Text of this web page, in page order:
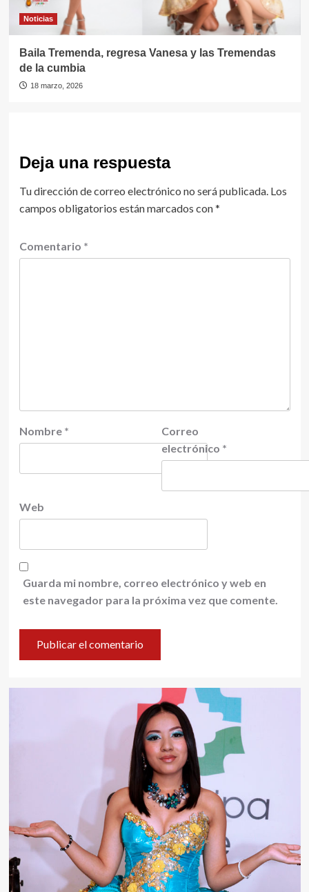
Noticias
Baila Tremenda, regresa Vanesa y las Tremendas
de la cumbia
18 marzo, 2026
Deja una respuesta
Tu dirección de correo electrónico no será publicada. Los
campos obligatorios están marcados con*
Comentario *
Nombre *
Correo
electrónico *
Web
Guarda mi nombre, correo electrónico y web en
este navegador para la próxima vez que comente.